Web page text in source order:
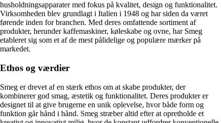
husholdningsapparater med fokus på kvalitet, design og funktionalitet.
Virksomheden blev grundlagt i Italien i 1948 og har siden da været
førende inden for branchen. Med deres omfattende sortiment af
produkter, herunder kaffemaskiner, køleskabe og ovne, har Smeg
etableret sig som et af de mest pålidelige og populære mærker på
markedet.
Ethos og værdier
Smeg er drevet af en stærk ethos om at skabe produkter, der
kombinerer god smag, æstetik og funktionalitet. Deres produkter er
designet til at give brugerne en unik oplevelse, hvor både form og
funktion går hånd i hånd. Smeg stræber altid efter at opretholde et